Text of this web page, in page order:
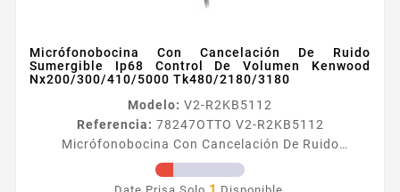
Micrófonobocina Con Cancelación De Ruido
Sumergible Ip68 Control De Volumen Kenwood
Nx200/300/410/5000 Tk480/2180/3180
Modelo: V2-R2KB5112
Referencia: 78247OTTO V2-R2KB5112
Micrófonobocina Con Cancelación De Ruido
Sumergible Ip68 Control De Volumen Kenwood
Nx200/300/410/5000 Tk480/2180/3180